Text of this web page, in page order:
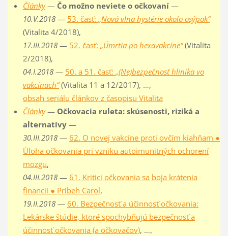
Články— Čo možno neviete o očkovaní—
10.V.2018— 53. časť: „Nová vlna hystérie okolo osýpok“
(Vitalita 4/2018),
17.III.2018— 52. časť: „Úmrtia po hexavakcíne“(Vitalita
2/2018),
04.I.2018— 50. a 51. časť: „(Ne)bezpečnosť hliníka vo
vakcínach“(Vitalita 11 a 12/2017), …,
obsah seriálu článkov z časopisu Vitalita
Články— Očkovacia ruleta: skúsenosti, riziká a
alternatívy—
30.III.2018— 62. O novej vakcíne proti ovčím kiahňam ●
Úloha očkovania pri vzniku autoimunitných ochorení
mozgu,
04.III.2018— 61. Kritici očkovania sa boja krátenia
financií ● Príbeh Carol,
19.II.2018— 60. Bezpečnosť a účinnosť očkovania:
Lekárske štúdie, ktoré spochybňujú bezpečnosť a
účinnosť očkovania (a očkovačov), …,